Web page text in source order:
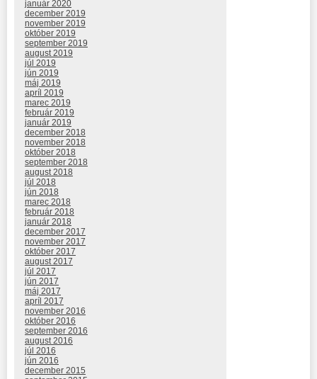
január 2020
december 2019
november 2019
október 2019
september 2019
august 2019
júl 2019
jún 2019
máj 2019
apríl 2019
marec 2019
február 2019
január 2019
december 2018
november 2018
október 2018
september 2018
august 2018
júl 2018
jún 2018
marec 2018
február 2018
január 2018
december 2017
november 2017
október 2017
august 2017
júl 2017
jún 2017
máj 2017
apríl 2017
november 2016
október 2016
september 2016
august 2016
júl 2016
jún 2016
december 2015